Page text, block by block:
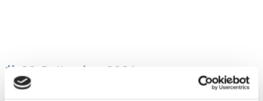
30 Settembre 2021
Domani, venerdì 1 ottobre, alle ore 10.00, a Largo Nicolò